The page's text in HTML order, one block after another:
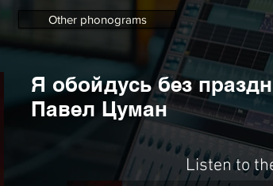
Other phonograms
Я обойдусь без
Павел Цуман
Listen to